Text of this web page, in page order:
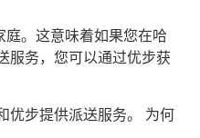
。这意味着如果您在哈
服务，您可以通过优步获
优步提供派送服务。 为何